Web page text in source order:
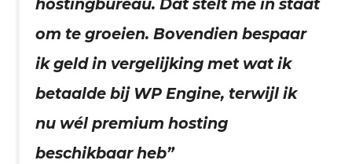
hostingbureau. Dat stelt me in staat
om te groeien. Bovendien bespaar
ik geld in vergelijking met wat ik
betaalde bij WP Engine, terwijl ik
nu wél premium hosting
beschikbaar heb”